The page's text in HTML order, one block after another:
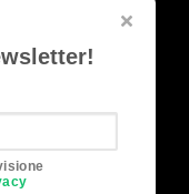
Rights Reserved. |
Policy